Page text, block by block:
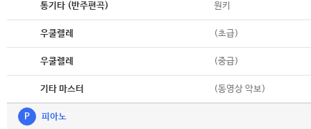
통기타 (반주편곡) 원키
우쿨렐레 (초급)
우쿨렐레 (중급)
기타 마스터 (동영상 악보)
P 피아노